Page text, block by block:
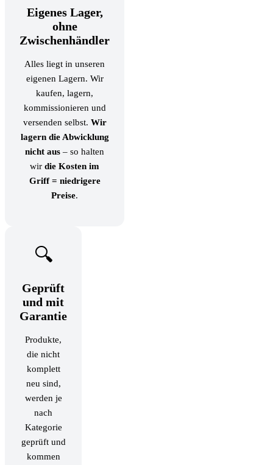
Eigenes Lager,
ohne
Zwischenhändler
Alles liegt in unseren
eigenen Lagern. Wir
kaufen, lagern,
kommissionieren und
versenden selbst. Wir
lagern die Abwicklung
nicht aus – so halten
wir die Kosten im
Griff = niedrigere
Preise.
🔍
Geprüft
und mit
Garantie
Produkte,
die nicht
komplett
neu sind,
werden je
nach
Kategorie
geprüft und
kommen